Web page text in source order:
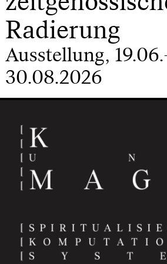
Radierung
Ausstellung,
30.08.2026